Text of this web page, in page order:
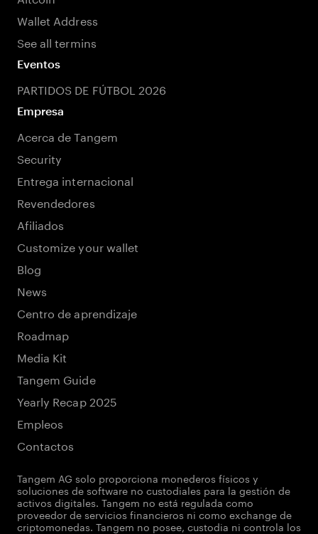
Wallet Address
See all termins
Eventos
PARTIDOS DE FÚTBOL 2026
Empresa
Acerca de Tangem
Security
Entrega internacional
Revendedores
Afiliados
Customize your wallet
Blog
News
Centro de aprendizaje
Roadmap
Media Kit
Tangem Guide
Yearly Recap 2025
Empleos
Contactos
Tangem AG solo proporciona monederos físicos y
soluciones de software no custodiales para la gestión de
activos digitales. Tangem no está regulada como
proveedor de servicios financieros ni como exchange de
criptomonedas. Tangem no posee, custodia ni controla los